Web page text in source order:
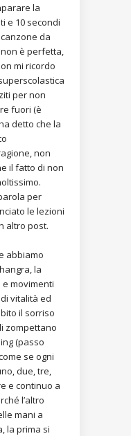
la
e 10 secondi
da
è perfetta,
mi ricordo
per non
fuori (è
detto che la
non
il fatto di non
per
le lezioni
altro post.
abbiamo
la
movimenti
vitalità ed
il sorriso
zompettano
(passo
se ogni
due, tre,
e continuo a
l’altro
mani a
la prima si